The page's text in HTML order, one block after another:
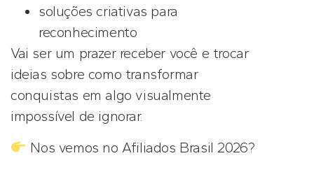
soluções criativas para
reconhecimento
Vai ser um prazer receber você e trocar
ideias sobre como transformar
conquistas em algo visualmente
impossível de ignorar.
Nos vemos no Afiliados Brasil 2026?